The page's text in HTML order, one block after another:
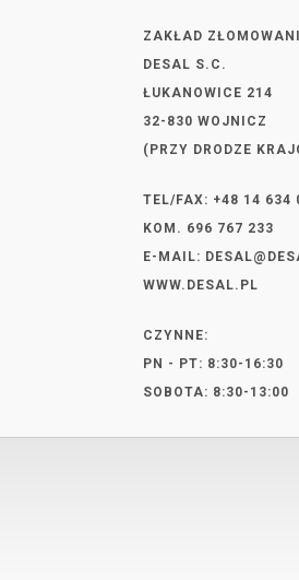
ZAKŁAD
DESAL S.C.
ŁUKANOWICE 214
32-830 WOJNICZ
(PRZY DRODZE
TEL/FAX: +48 14 634
KOM. 696 767 233
E-MAIL:
WWW.DESAL.PL
CZYNNE:
PN - PT: 8:30-16:30
SOBOTA: 8:30-13:00